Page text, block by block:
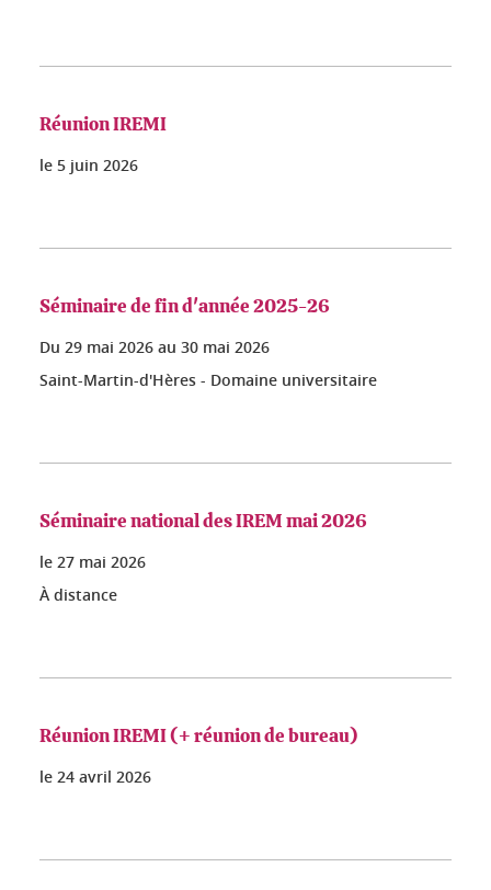
Réunion IREMI
le 5 juin 2026
Séminaire de fin d'année 2025-26
Du 29 mai 2026 au 30 mai 2026
Saint-Martin-d'Hères - Domaine universitaire
Séminaire national des IREM mai 2026
le 27 mai 2026
À distance
Réunion IREMI (+ réunion de bureau)
le 24 avril 2026